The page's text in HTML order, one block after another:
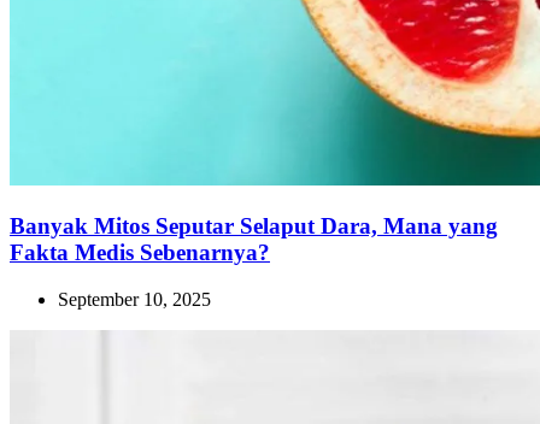
Banyak Mitos Seputar Selaput Dara, Mana yang
Fakta Medis Sebenarnya?
September 10, 2025